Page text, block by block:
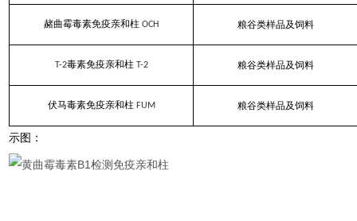
赭曲霉毒素免疫亲和柱OCH 粮谷类样品及饲料
T-2毒素免疫亲和柱 T-2 粮谷类样品及饲料
伏马毒素免疫亲和柱 FUM 粮谷类样品及饲料
示图：